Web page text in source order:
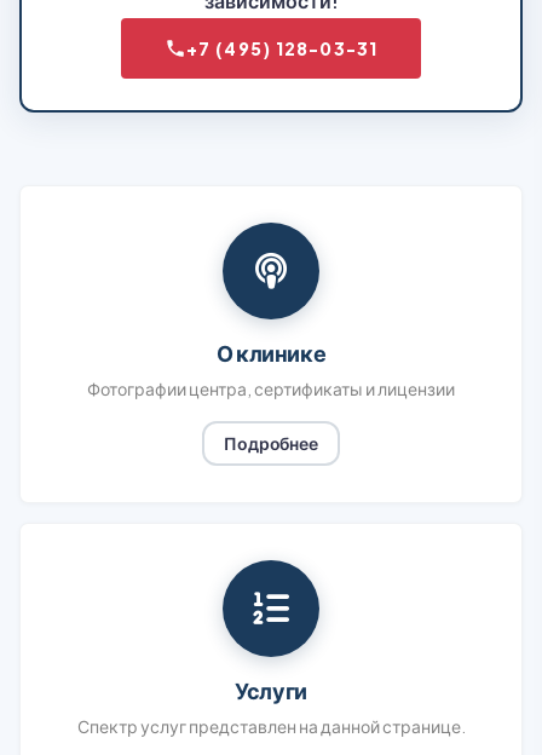
+7 (495) 128-03-31
О клинике
Фотографии центра, сертификаты и лицензии
Подробнее
Услуги
Спектр услуг представлен на данной странице.